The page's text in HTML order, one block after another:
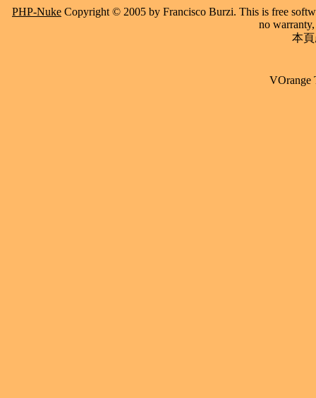
PHP-Nuke Copyright © 2005 by Francisco Burzi. This is free
no
本
VOrange